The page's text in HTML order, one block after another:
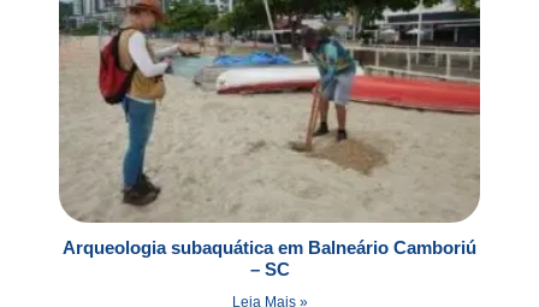
Arqueologia subaquática em Balneário Camboriú
– SC
Leia Mais »